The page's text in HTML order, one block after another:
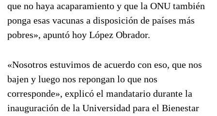
que no haya acaparamiento y que la ONU también
ponga esas vacunas a disposición de países más
pobres», apuntó hoy López Obrador.
«Nosotros estuvimos de acuerdo con eso, que nos
bajen y luego nos repongan lo que nos
corresponde», explicó el mandatario durante la
inauguración de la Universidad para el Bienestar